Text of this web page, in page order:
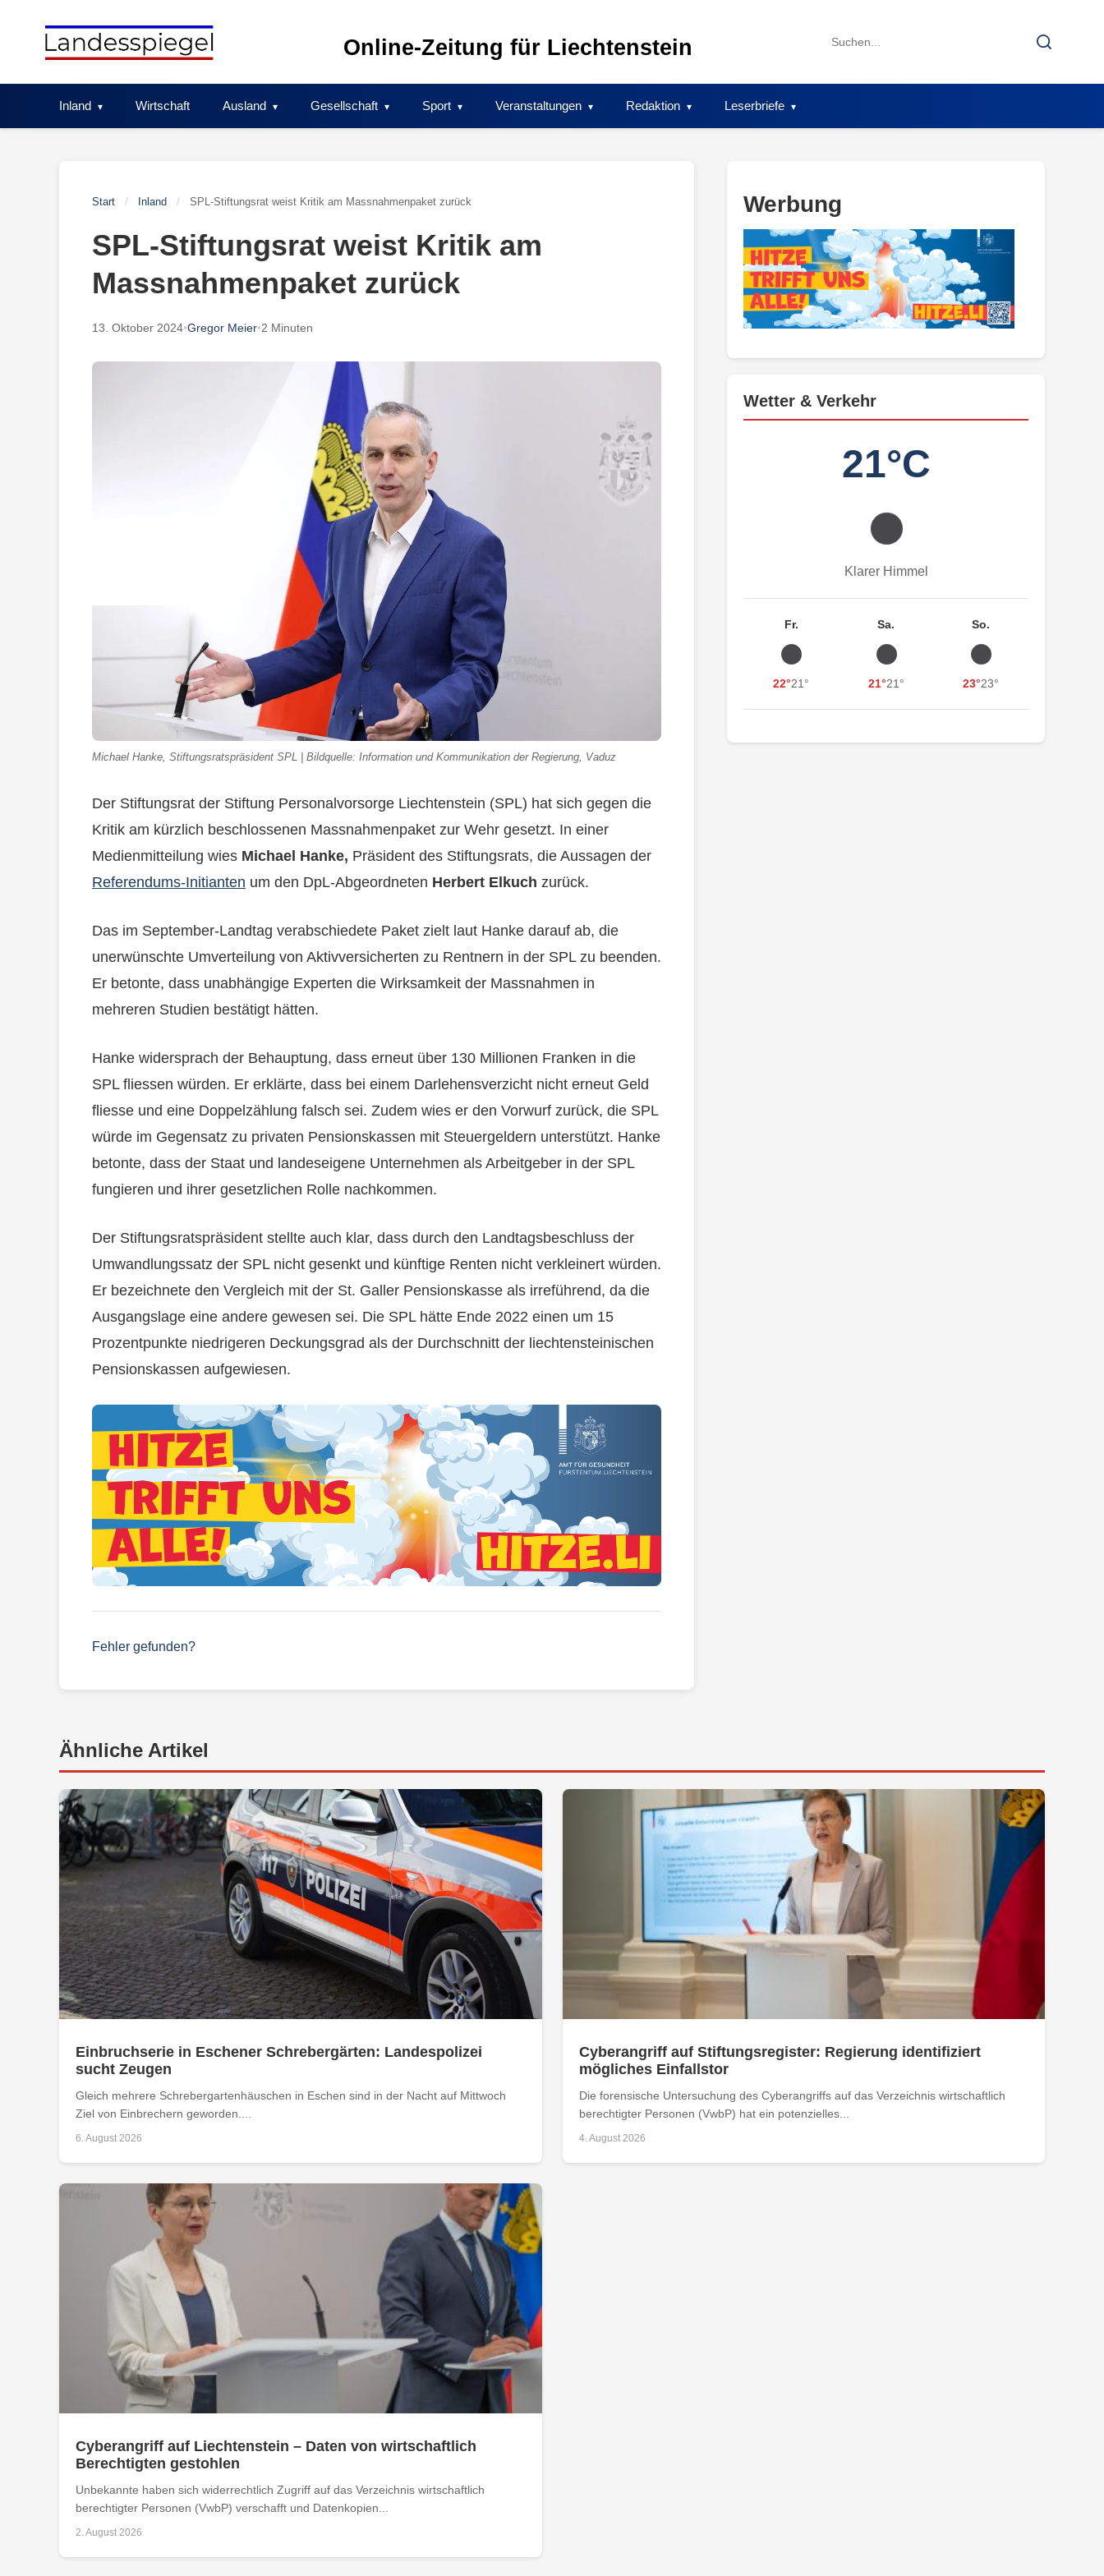
Online-Zeitung für Liechtenstein
Search
Search
Inland Wirtschaft Ausland Gesellschaft Sport Veranstaltungen Redaktion Leserbriefe
Start / Inland / SPL-Stiftungsrat weist Kritik am Massnahmenpaket zurück
SPL-Stiftungsrat weist Kritik am
Massnahmenpaket zurück
13. Oktober 2024•Gregor Meier•2 Minuten
Michael Hanke, Stiftungsratspräsident SPL | Bildquelle: Information und Kommunikation der Regierung, Vaduz
Der Stiftungsrat der Stiftung Personalvorsorge Liechtenstein (SPL) hat sich gegen die
Kritik am kürzlich beschlossenen Massnahmenpaket zur Wehr gesetzt. In einer
Medienmitteilung wies Michael Hanke, Präsident des Stiftungsrats, die Aussagen der
Referendums-Initianten um den DpL-Abgeordneten Herbert Elkuch zurück.
Das im September-Landtag verabschiedete Paket zielt laut Hanke darauf ab, die
unerwünschte Umverteilung von Aktivversicherten zu Rentnern in der SPL zu beenden.
Er betonte, dass unabhängige Experten die Wirksamkeit der Massnahmen in
mehreren Studien bestätigt hätten.
Hanke widersprach der Behauptung, dass erneut über 130 Millionen Franken in die
SPL fliessen würden. Er erklärte, dass bei einem Darlehensverzicht nicht erneut Geld
fliesse und eine Doppelzählung falsch sei. Zudem wies er den Vorwurf zurück, die SPL
würde im Gegensatz zu privaten Pensionskassen mit Steuergeldern unterstützt. Hanke
betonte, dass der Staat und landeseigene Unternehmen als Arbeitgeber in der SPL
fungieren und ihrer gesetzlichen Rolle nachkommen.
Der Stiftungsratspräsident stellte auch klar, dass durch den Landtagsbeschluss der
Umwandlungssatz der SPL nicht gesenkt und künftige Renten nicht verkleinert würden.
Er bezeichnete den Vergleich mit der St. Galler Pensionskasse als irreführend, da die
Ausgangslage eine andere gewesen sei. Die SPL hätte Ende 2022 einen um 15
Prozentpunkte niedrigeren Deckungsgrad als der Durchschnitt der liechtensteinischen
Pensionskassen aufgewiesen.
Fehler gefunden?
Werbung
Wetter & Verkehr
21°C
Klarer Himmel
Fr.
22°21°
Sa.
21°21°
So.
23°23°
Ähnliche Artikel
Einbruchserie in Eschener Schrebergärten: Landespolizei
sucht Zeugen
Gleich mehrere Schrebergartenhäuschen in Eschen sind in der Nacht auf Mittwoch
Ziel von Einbrechern geworden....
6. August 2026
Cyberangriff auf Stiftungsregister: Regierung identifiziert
mögliches Einfallstor
Die forensische Untersuchung des Cyberangriffs auf das Verzeichnis wirtschaftlich
berechtigter Personen (VwbP) hat ein potenzielles...
4. August 2026
Cyberangriff auf Liechtenstein – Daten von wirtschaftlich
Berechtigten gestohlen
Unbekannte haben sich widerrechtlich Zugriff auf das Verzeichnis wirtschaftlich
berechtigter Personen (VwbP) verschafft und Datenkopien...
2. August 2026